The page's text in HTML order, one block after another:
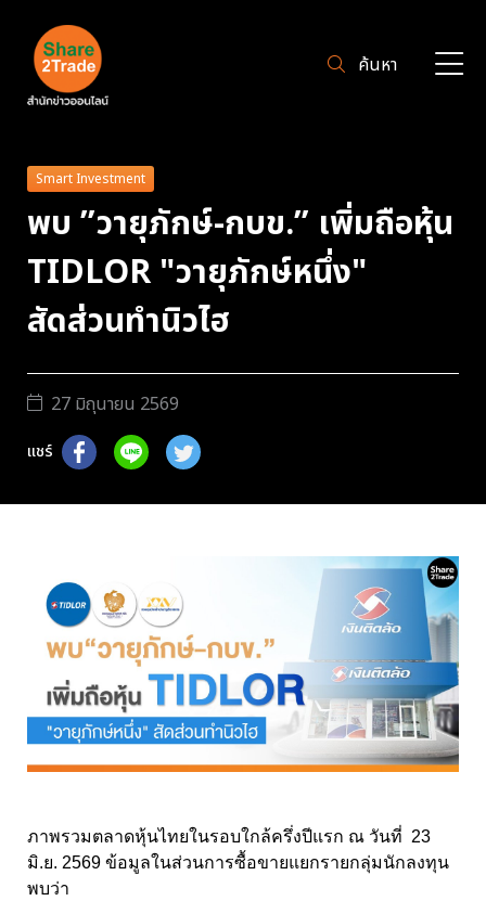
ค้นหา
Smart Investment
พบ ”วายุภักษ์-กบข.” เพิ่มถือหุ้น
TIDLOR "วายุภักษ์หนึ่ง"
สัดส่วนทำนิวไฮ
27 มิถุนายน 2569
แชร์
ภาพรวมตลาดหุ้นไทยในรอบใกล้ครึ่งปีแรก ณ วันที่ 23
มิ.ย. 2569 ข้อมูลในส่วนการซื้อขายแยกรายกลุ่มนักลงทุน
พบว่า